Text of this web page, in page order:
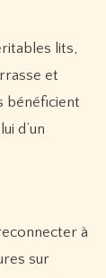
lits,
et
bénéficient
d’un
à
sur